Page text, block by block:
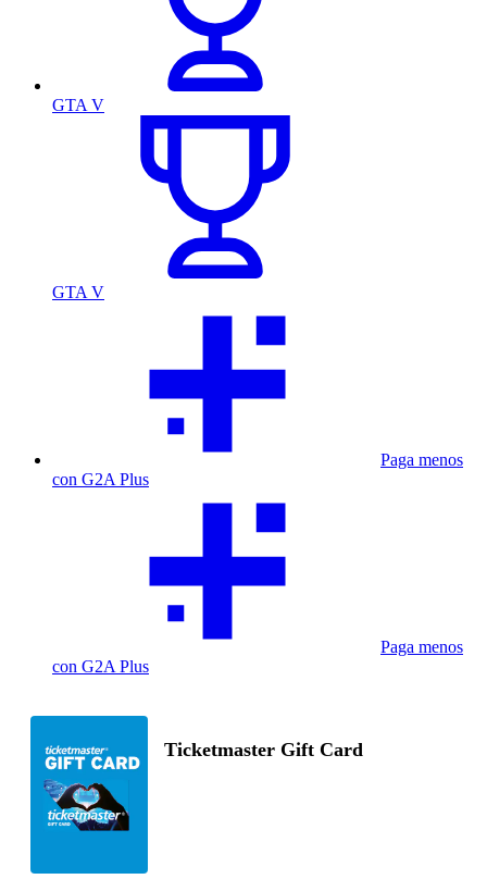
GTA V
GTA V
Paga menos
con G2A Plus
Paga menos
con G2A Plus
Ticketmaster Gift Card